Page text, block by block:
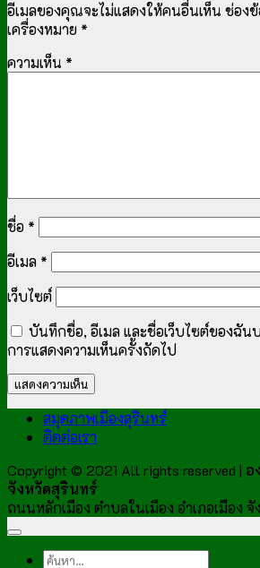
อีเมลของคุณจะไม่แสดงให้คนอื่นเห็น ช่อง
เครื่องหมาย *
ความเห็น *
ชื่อ *
อีเมล *
เว็บไซต์
บันทึกชื่อ, อีเมล และชื่อเว็บไซต์ของฉัน
การแสดงความเห็นครั้งถัดไป
สมุดภาพเมืองสุรินทร์
ติดต่อเรา
Copyright © 2021 All rights reserved | อ
จังหวัดสุรินทร์
ถนนหลักเมือง ตำบลในเมือง อำเภอเมือง